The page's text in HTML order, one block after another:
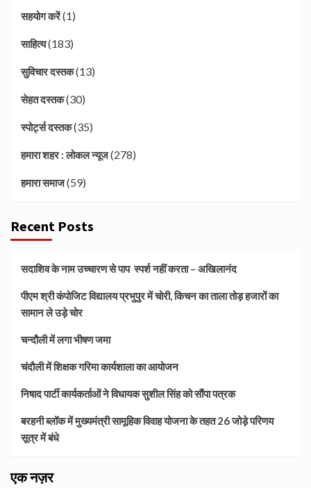
सहयोग करें(1)
साहित्य(183)
सुविचार दस्तक(13)
सेहत दस्तक(30)
स्पोर्ट्स दस्तक(35)
हमारा शहर : लोकल न्यूज(278)
हमारा समाज(59)
Recent Posts
सदाशिव के नाम उच्चारण से पाप स्पर्श नहीं करता – अखिलानंद
पीएम श्री कंपोजिट विद्यालय प्रभुपुर में चोरी, किचन का ताला तोड़ हजारों का
सामान ले उड़े चोर
चन्दौली में लगा भीषण जमा
चंदौली में शिक्षक गरिमा कार्यशाला का आयोजन
निषाद पार्टी कार्यकर्ताओं ने विधायक सुशील सिंह को सौंपा पत्रक
बरहनी ब्लॉक में मुख्यमंत्री सामूहिक विवाह योजना के तहत 26 जोड़े परिणय
सूत्र में बंधे
एक नज़र